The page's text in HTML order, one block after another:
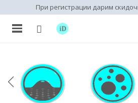
При регистрации дарим